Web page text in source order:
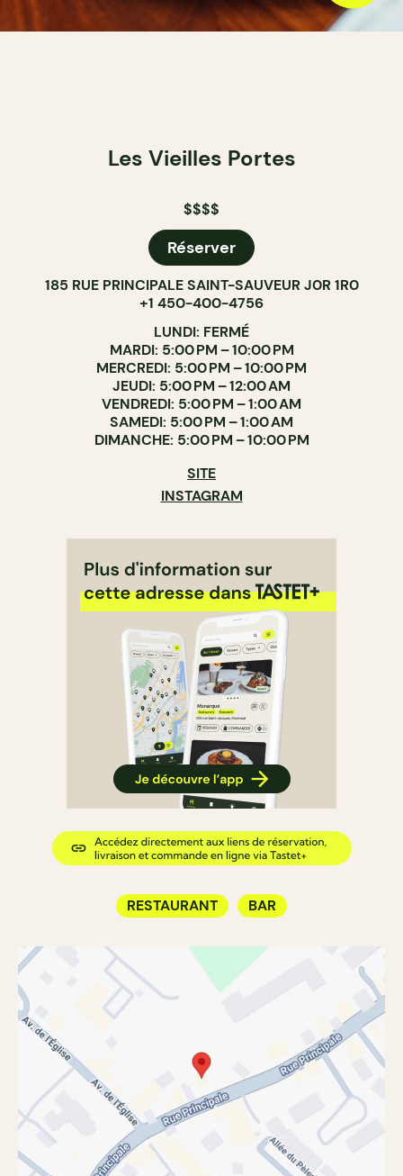
Les Vieilles Portes
$$$$
Réserver
185 RUE PRINCIPALE SAINT-SAUVEUR J0R 1R0
+1 450-400-4756
LUNDI: FERMÉ
MARDI: 5:00 PM – 10:00 PM
MERCREDI: 5:00 PM – 10:00 PM
JEUDI: 5:00 PM – 12:00 AM
VENDREDI: 5:00 PM – 1:00 AM
SAMEDI: 5:00 PM – 1:00 AM
DIMANCHE: 5:00 PM – 10:00 PM
SITE
INSTAGRAM
RESTAURANT BAR